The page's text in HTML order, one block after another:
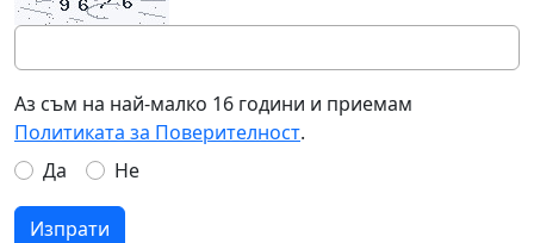
Аз съм на най-малко 16 години и приемам
Политиката за Поверителност.
Да
Не
Изпрати